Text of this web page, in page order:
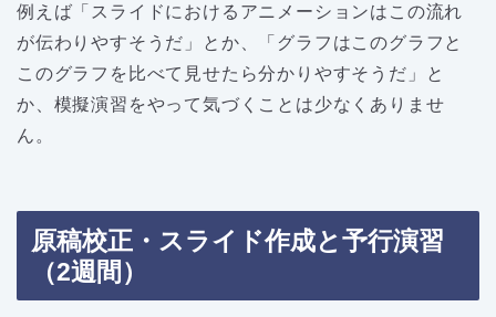
例えば「スライドにおけるアニメーションはこの流れ
が伝わりやすそうだ」とか、「グラフはこのグラフと
このグラフを比べて見せたら分かりやすそうだ」と
か、模擬演習をやって気づくことは少なくありませ
ん。
原稿校正・スライド作成と予行演習
（2週間）